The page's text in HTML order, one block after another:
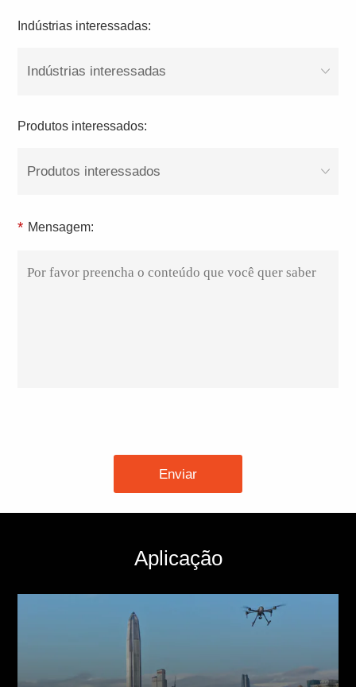
Indústrias interessadas:
Indústrias interessadas
Produtos interessados:
Produtos interessados
* Mensagem:
Enviar
Aplicação